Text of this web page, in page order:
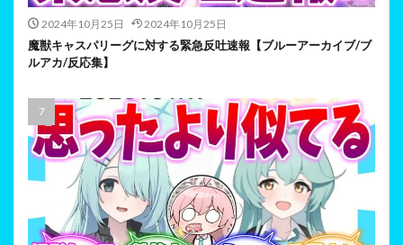
2024年10月25日 2024年10月25日
魔獣キャスパリーグに対する緊急反吐速報【ブルーアーカイブ/ブ
ルアカ/反応集】